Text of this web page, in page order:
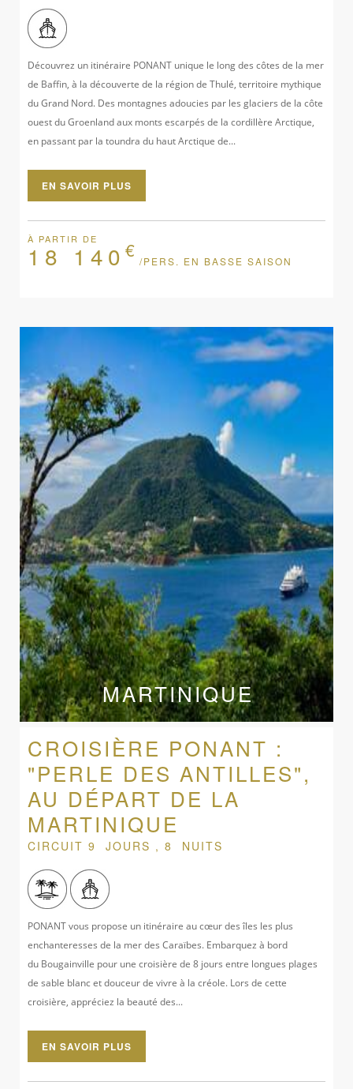
Découvrez un itinéraire PONANT unique le long des côtes de la mer
de Baffin, à la découverte de la région de Thulé, territoire mythique
du Grand Nord. Des montagnes adoucies par les glaciers de la côte
ouest du Groenland aux monts escarpés de la cordillère Arctique,
en passant par la toundra du haut Arctique de...
EN SAVOIR PLUS
À PARTIR DE
18 140 € /PERS. EN BASSE SAISON
MARTINIQUE
CROISIÈRE PONANT :
"PERLE DES ANTILLES",
AU DÉPART DE LA
MARTINIQUE
CIRCUIT 9 JOURS , 8 NUITS
PONANT vous propose un itinéraire au cœur des îles les plus
enchanteresses de la mer des Caraïbes. Embarquez à bord
du Bougainville pour une croisière de 8 jours entre longues plages
de sable blanc et douceur de vivre à la créole. Lors de cette
croisière, appréciez la beauté des...
EN SAVOIR PLUS